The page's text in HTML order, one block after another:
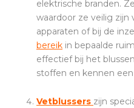
elektrische branden.
waardoor ze veilig zijn
apparaten of bij de
bereik in bepaalde
effectief bij het
stoffen en kennen
Vetblussers zijn